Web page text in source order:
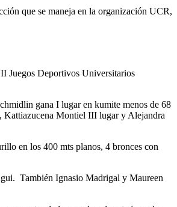
que se maneja en la organización UCR,
Juegos Deportivos Universitarios
gana I lugar en kumite menos de 68
Kattiazucena Montiel III lugar y Alejandra
en los 400 mts planos, 4 bronces con
También Ignasio Madrigal y Maureen